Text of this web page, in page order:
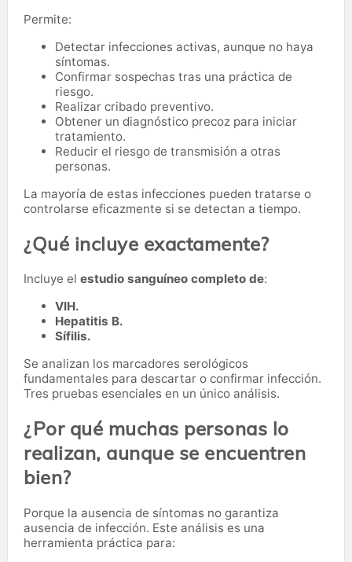
Permite:
Detectar infecciones activas, aunque no haya
síntomas.
Confirmar sospechas tras una práctica de
riesgo.
Realizar cribado preventivo.
Obtener un diagnóstico precoz para iniciar
tratamiento.
Reducir el riesgo de transmisión a otras
personas.
La mayoría de estas infecciones pueden tratarse o
controlarse eficazmente si se detectan a tiempo.
¿Qué incluye exactamente?
Incluye el estudio sanguíneo completo de:
VIH.
Hepatitis B.
Sífilis.
Se analizan los marcadores serológicos
fundamentales para descartar o confirmar infección.
Tres pruebas esenciales en un único análisis.
¿Por qué muchas personas lo
realizan, aunque se encuentren
bien?
Porque la ausencia de síntomas no garantiza
ausencia de infección. Este análisis es una
herramienta práctica para: